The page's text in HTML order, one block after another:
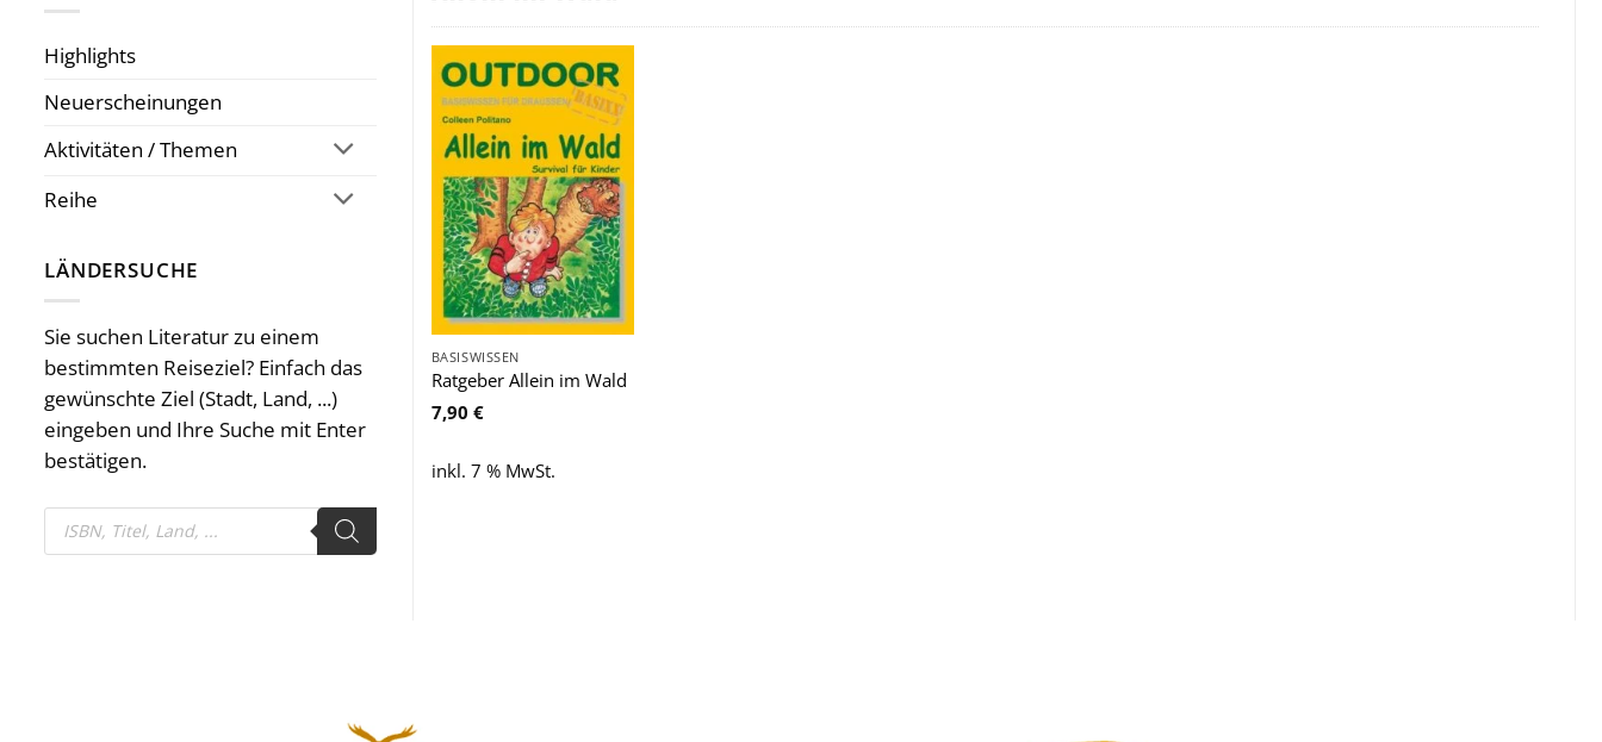
Highlights
Neuerscheinungen
Aktivitäten / Themen
Reihe
LÄNDERSUCHE
Sie suchen Literatur zu einem
bestimmten Reiseziel? Einfach das
gewünschte Ziel (Stadt, Land, ...)
eingeben und Ihre Suche mit Enter
bestätigen.
Products
search
Zu
Wunschliste
hinzufügen
BASISWISSEN
Ratgeber Allein im Wald
7,90 €
inkl. 7 % MwSt.